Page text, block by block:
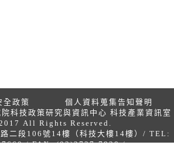
全政策
個人資料蒐集告知聲明
科技政策研究與資訊中心 科技產業資訊室
All Rights Reserved.
二段106號14樓（科技大樓14樓）/ TEL:
/ FAX: (02)2737-7838 /